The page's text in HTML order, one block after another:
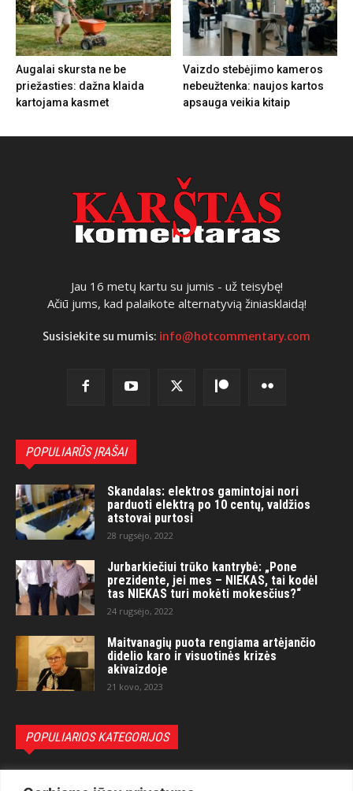
Augalai skursta ne be
priežasties: dažna klaida
kartojama kasmet
Vaizdo stebėjimo kameros
nebeužtenka: naujos kartos
apsauga veikia kitaip
Jau 16 metų kartu su jumis - už teisybę!
Ačiū jums, kad palaikote alternatyvią žiniasklaidą!
Susisiekite su mumis: info@hotcommentary.com
POPULIARŪS ĮRAŠAI
Skandalas: elektros gamintojai nori
parduoti elektrą po 10 centų, valdžios
atstovai purtosi
28 rugsėjo, 2022
Jurbarkiečiui trūko kantrybė: „Pone
prezidente, jei mes – NIEKAS, tai kodėl
tas NIEKAS turi mokėti mokesčius?“
24 rugsėjo, 2022
Maitvanagių puota rengiama artėjančio
didelio karo ir visuotinės krizės
akivaizdoje
21 kovo, 2023
POPULIARIOS KATEGORIJOS